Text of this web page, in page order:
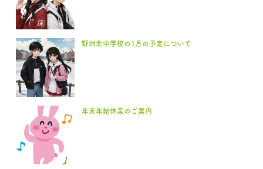
野洲北中学校の1月の予定について
年末年始休業のご案内